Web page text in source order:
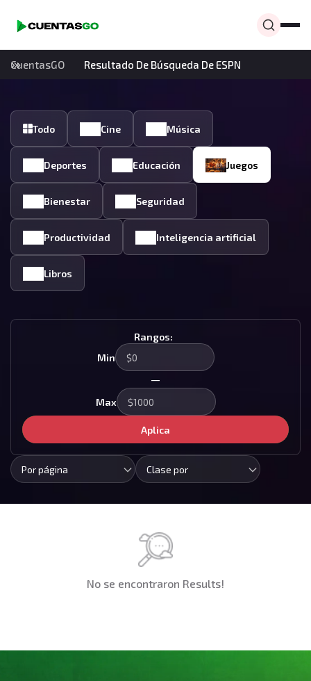
CuentasGO Resultado De Búsqueda De ESPN
Todo Cine Música
Deportes Educación Juegos
Bienestar Seguridad
Productividad Inteligencia artificial
Libros
Rangos:
Min
—
Max
Aplica
Por página Clase por
No se encontraron Results!